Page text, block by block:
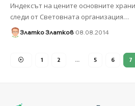
Индексът на цените основните
следи от Световната организация…
Златко Златков 08.08.2014
1 2 … 5 6 7